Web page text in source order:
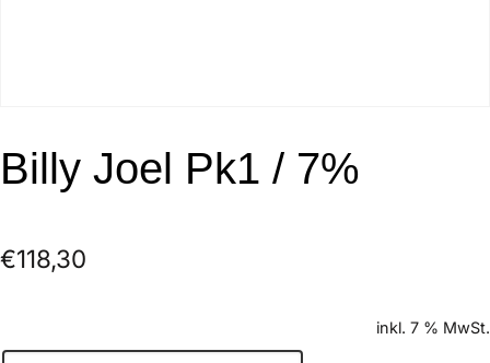
Billy Joel Pk1 / 7%
€118,30
inkl. 7 % MwSt.